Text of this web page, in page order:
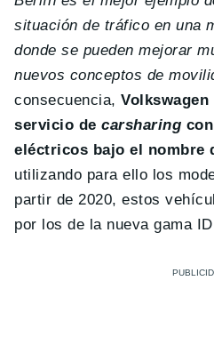
situación de tráfico en una
donde se pueden mejorar
nuevos conceptos de
consecuencia,
servicio decarsharing
eléctricos bajo el nombre
utilizando para ello los
partir de 2020, estos
por los de la nueva gama